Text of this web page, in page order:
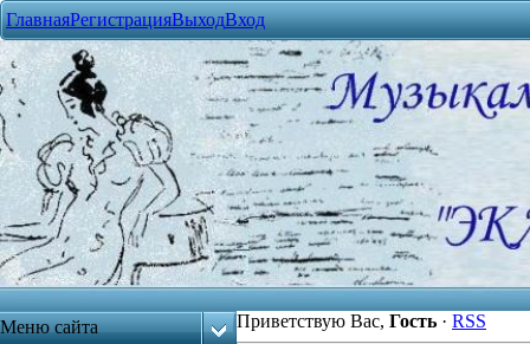
ГлавнаяРегистрацияВыходВход
Меню сайта
Приветствую Вас, Гость · RSS